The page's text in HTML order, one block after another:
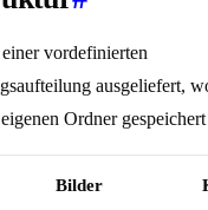
vordefinierten
ausgeliefert,
Ordner
Bilder